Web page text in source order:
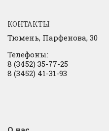
КОНТАКТЫ
Тюмень, Парфенова, 30
Телефоны:
8 (3452) 35-77-25
8 (3452) 41-31-93